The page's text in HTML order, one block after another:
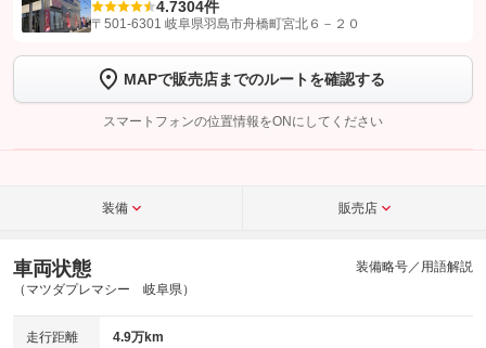
【STEP1】認証画面でグーネットを友だち追加してから「許可する」ボタンを押
トーク画面で
ボタンをタップして問い合わせを
完了してください。
こちら
4.7304件
〒501-6301 岐阜県羽島市舟橋町宮北６－２０
MAPで販売店までのルートを確認する
スマートフォンの位置情報をONにしてください
装備 販売店
車両状態
（マツダプレマシー 岐阜県）
装備略号／用語解説
走行距離 4.9万km